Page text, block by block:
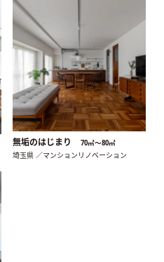
無垢のはじまり 70㎡〜80㎡
埼玉県 ／マンションリノベーション